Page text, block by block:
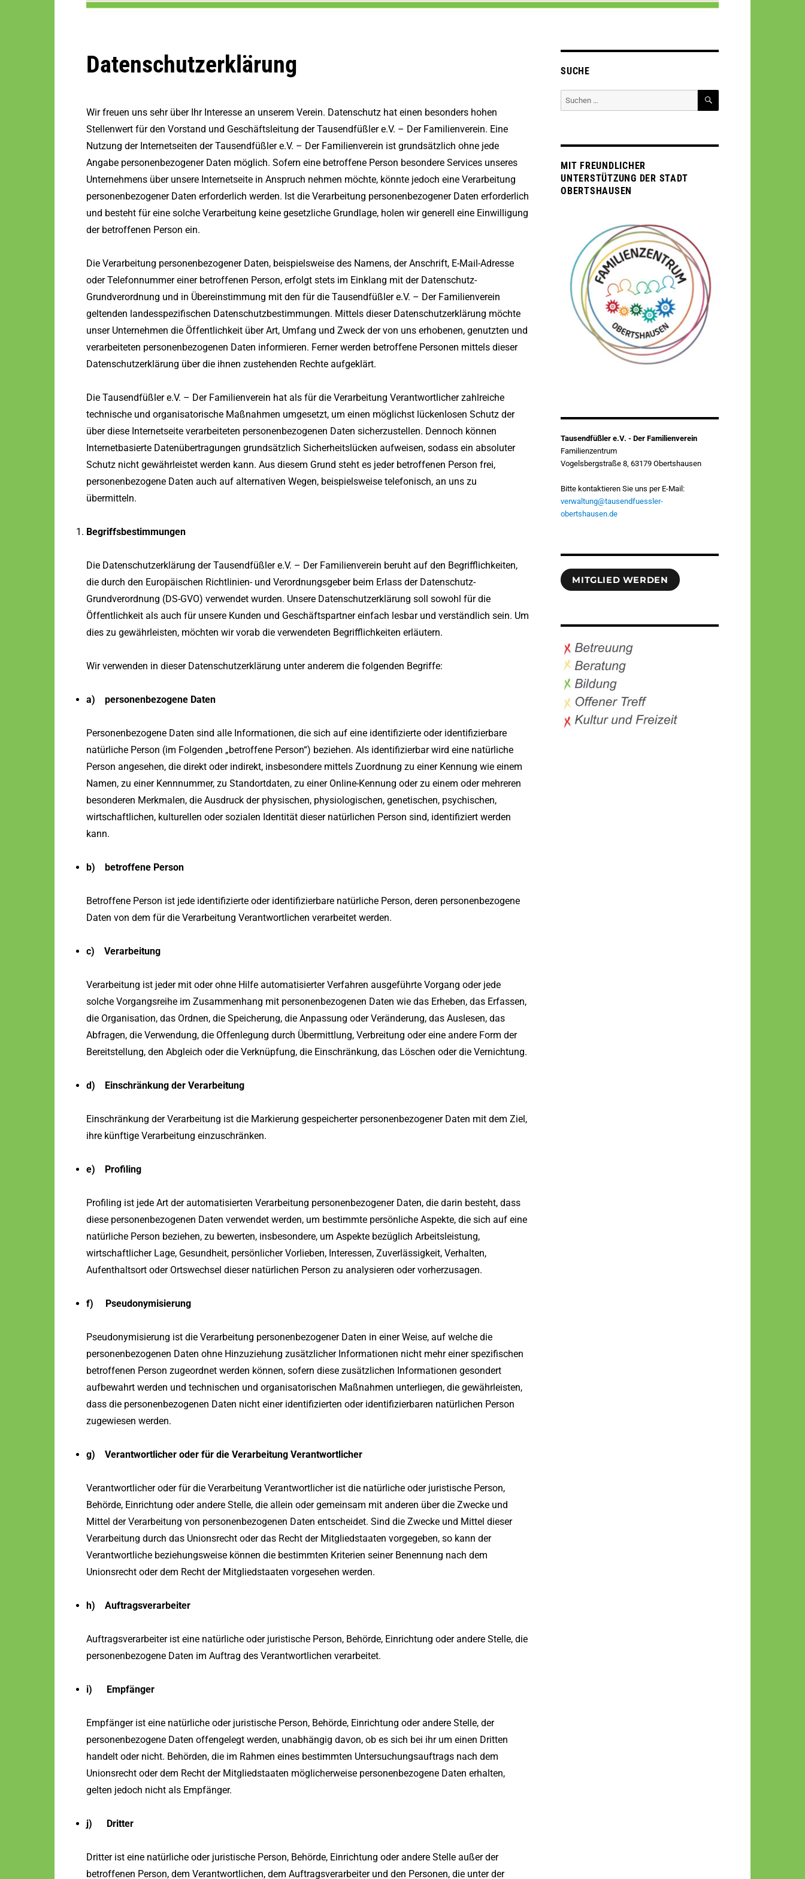
Datenschutzerklärung
Wir freuen uns sehr über Ihr Interesse an unserem Verein. Datenschutz hat einen besonders hohen
Stellenwert für den Vorstand und Geschäftsleitung der Tausendfüßler e.V. – Der Familienverein. Eine
Nutzung der Internetseiten der Tausendfüßler e.V. – Der Familienverein ist grundsätzlich ohne jede
Angabe personenbezogener Daten möglich. Sofern eine betroffene Person besondere Services unseres
Unternehmens über unsere Internetseite in Anspruch nehmen möchte, könnte jedoch eine Verarbeitung
personenbezogener Daten erforderlich werden. Ist die Verarbeitung personenbezogener Daten erforderlich
und besteht für eine solche Verarbeitung keine gesetzliche Grundlage, holen wir generell eine Einwilligung
der betroffenen Person ein.
Die Verarbeitung personenbezogener Daten, beispielsweise des Namens, der Anschrift, E-Mail-Adresse
oder Telefonnummer einer betroffenen Person, erfolgt stets im Einklang mit der Datenschutz-
Grundverordnung und in Übereinstimmung mit den für die Tausendfüßler e.V. – Der Familienverein
geltenden landesspezifischen Datenschutzbestimmungen. Mittels dieser Datenschutzerklärung möchte
unser Unternehmen die Öffentlichkeit über Art, Umfang und Zweck der von uns erhobenen, genutzten und
verarbeiteten personenbezogenen Daten informieren. Ferner werden betroffene Personen mittels dieser
Datenschutzerklärung über die ihnen zustehenden Rechte aufgeklärt.
Die Tausendfüßler e.V. – Der Familienverein hat als für die Verarbeitung Verantwortlicher zahlreiche
technische und organisatorische Maßnahmen umgesetzt, um einen möglichst lückenlosen Schutz der
über diese Internetseite verarbeiteten personenbezogenen Daten sicherzustellen. Dennoch können
Internetbasierte Datenübertragungen grundsätzlich Sicherheitslücken aufweisen, sodass ein absoluter
Schutz nicht gewährleistet werden kann. Aus diesem Grund steht es jeder betroffenen Person frei,
personenbezogene Daten auch auf alternativen Wegen, beispielsweise telefonisch, an uns zu
übermitteln.
Begriffsbestimmungen
Die Datenschutzerklärung der Tausendfüßler e.V. – Der Familienverein beruht auf den Begrifflichkeiten,
die durch den Europäischen Richtlinien- und Verordnungsgeber beim Erlass der Datenschutz-
Grundverordnung (DS-GVO) verwendet wurden. Unsere Datenschutzerklärung soll sowohl für die
Öffentlichkeit als auch für unsere Kunden und Geschäftspartner einfach lesbar und verständlich sein. Um
dies zu gewährleisten, möchten wir vorab die verwendeten Begrifflichkeiten erläutern.
Wir verwenden in dieser Datenschutzerklärung unter anderem die folgenden Begriffe:
a) personenbezogene Daten
Personenbezogene Daten sind alle Informationen, die sich auf eine identifizierte oder identifizierbare
natürliche Person (im Folgenden „betroffene Person“) beziehen. Als identifizierbar wird eine natürliche
Person angesehen, die direkt oder indirekt, insbesondere mittels Zuordnung zu einer Kennung wie einem
Namen, zu einer Kennnummer, zu Standortdaten, zu einer Online-Kennung oder zu einem oder mehreren
besonderen Merkmalen, die Ausdruck der physischen, physiologischen, genetischen, psychischen,
wirtschaftlichen, kulturellen oder sozialen Identität dieser natürlichen Person sind, identifiziert werden
kann.
b) betroffene Person
Betroffene Person ist jede identifizierte oder identifizierbare natürliche Person, deren personenbezogene
Daten von dem für die Verarbeitung Verantwortlichen verarbeitet werden.
c) Verarbeitung
Verarbeitung ist jeder mit oder ohne Hilfe automatisierter Verfahren ausgeführte Vorgang oder jede
solche Vorgangsreihe im Zusammenhang mit personenbezogenen Daten wie das Erheben, das Erfassen,
die Organisation, das Ordnen, die Speicherung, die Anpassung oder Veränderung, das Auslesen, das
Abfragen, die Verwendung, die Offenlegung durch Übermittlung, Verbreitung oder eine andere Form der
Bereitstellung, den Abgleich oder die Verknüpfung, die Einschränkung, das Löschen oder die Vernichtung.
d) Einschränkung der Verarbeitung
Einschränkung der Verarbeitung ist die Markierung gespeicherter personenbezogener Daten mit dem Ziel,
ihre künftige Verarbeitung einzuschränken.
e) Profiling
Profiling ist jede Art der automatisierten Verarbeitung personenbezogener Daten, die darin besteht, dass
diese personenbezogenen Daten verwendet werden, um bestimmte persönliche Aspekte, die sich auf eine
natürliche Person beziehen, zu bewerten, insbesondere, um Aspekte bezüglich Arbeitsleistung,
wirtschaftlicher Lage, Gesundheit, persönlicher Vorlieben, Interessen, Zuverlässigkeit, Verhalten,
Aufenthaltsort oder Ortswechsel dieser natürlichen Person zu analysieren oder vorherzusagen.
f) Pseudonymisierung
Pseudonymisierung ist die Verarbeitung personenbezogener Daten in einer Weise, auf welche die
personenbezogenen Daten ohne Hinzuziehung zusätzlicher Informationen nicht mehr einer spezifischen
betroffenen Person zugeordnet werden können, sofern diese zusätzlichen Informationen gesondert
aufbewahrt werden und technischen und organisatorischen Maßnahmen unterliegen, die gewährleisten,
dass die personenbezogenen Daten nicht einer identifizierten oder identifizierbaren natürlichen Person
zugewiesen werden.
g) Verantwortlicher oder für die Verarbeitung Verantwortlicher
Verantwortlicher oder für die Verarbeitung Verantwortlicher ist die natürliche oder juristische Person,
Behörde, Einrichtung oder andere Stelle, die allein oder gemeinsam mit anderen über die Zwecke und
Mittel der Verarbeitung von personenbezogenen Daten entscheidet. Sind die Zwecke und Mittel dieser
Verarbeitung durch das Unionsrecht oder das Recht der Mitgliedstaaten vorgegeben, so kann der
Verantwortliche beziehungsweise können die bestimmten Kriterien seiner Benennung nach dem
Unionsrecht oder dem Recht der Mitgliedstaaten vorgesehen werden.
h) Auftragsverarbeiter
Auftragsverarbeiter ist eine natürliche oder juristische Person, Behörde, Einrichtung oder andere Stelle, die
personenbezogene Daten im Auftrag des Verantwortlichen verarbeitet.
i) Empfänger
Empfänger ist eine natürliche oder juristische Person, Behörde, Einrichtung oder andere Stelle, der
personenbezogene Daten offengelegt werden, unabhängig davon, ob es sich bei ihr um einen Dritten
handelt oder nicht. Behörden, die im Rahmen eines bestimmten Untersuchungsauftrags nach dem
Unionsrecht oder dem Recht der Mitgliedstaaten möglicherweise personenbezogene Daten erhalten,
gelten jedoch nicht als Empfänger.
j) Dritter
Dritter ist eine natürliche oder juristische Person, Behörde, Einrichtung oder andere Stelle außer der
betroffenen Person, dem Verantwortlichen, dem Auftragsverarbeiter und den Personen, die unter der
SUCHE
Suche
nach:
SUCHEN
MIT FREUNDLICHER
UNTERSTÜTZUNG DER STADT
OBERTSHAUSEN
Tausendfüßler e.V. - Der Familienverein
Familienzentrum
Vogelsbergstraße 8, 63179 Obertshausen
Bitte kontaktieren Sie uns per E-Mail:
verwaltung@tausendfuessler-
obertshausen.de
MITGLIED WERDEN